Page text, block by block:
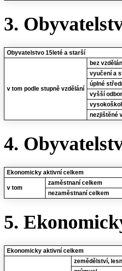
3.
Obyvatelstvo 15leté a starší
v tom podle stupně vzdělání
bez
vyučení a
úplné
vyšší
nezjištěné
4.
Ekonomicky aktivní celkem
v tom
zaměstnaní celkem
nezaměstnaní celkem
5.
Ekonomicky aktivní celkem
zemědělství,